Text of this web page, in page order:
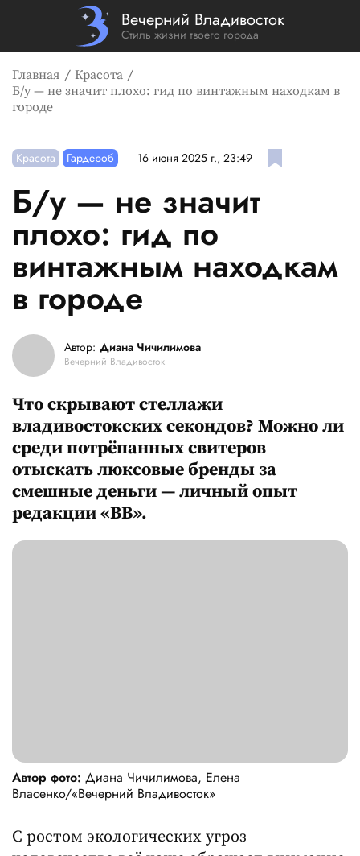
Вечерний Владивосток
Стиль жизни твоего города
Главная
Красота
Б/у — не значит плохо: гид по винтажным находкам в
городе
Красота Гардероб 16 июня 2025 г., 23:49
Б/у — не значит
плохо: гид по
винтажным находкам
в городе
Автор: Диана Чичилимова
Вечерний Владивосток
Что скрывают стеллажи
владивостокских секондов? Можно ли
среди потрёпанных свитеров
отыскать люксовые бренды за
смешные деньги — личный опыт
редакции «ВВ».
Автор фото: Диана Чичилимова, Елена
Власенко/«Вечерний Владивосток»
С ростом экологических угроз